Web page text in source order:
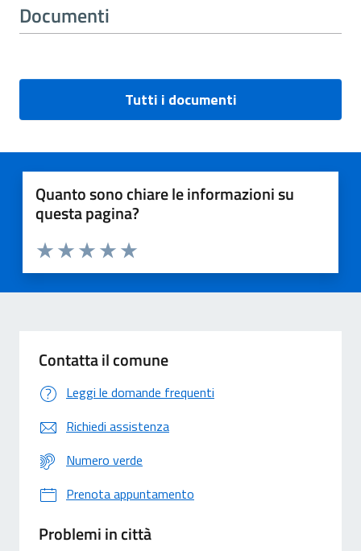
Documenti
Tutti i documenti
Quanto sono chiare le informazioni su
questa pagina?
Valuta 5 stelle su 5
Valuta 4 stelle su 5
Valuta 3 stelle su 5
Valuta 2 stelle su 5
Valuta 1 stelle su 5
Contatta il comune
Leggi le domande frequenti
Richiedi assistenza
Numero verde
Prenota appuntamento
Problemi in città